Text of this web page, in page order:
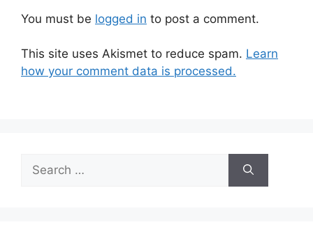
You must be logged in to post a comment.
This site uses Akismet to reduce spam. Learn
how your comment data is processed.